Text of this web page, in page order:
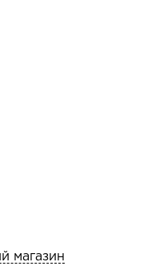
магазин